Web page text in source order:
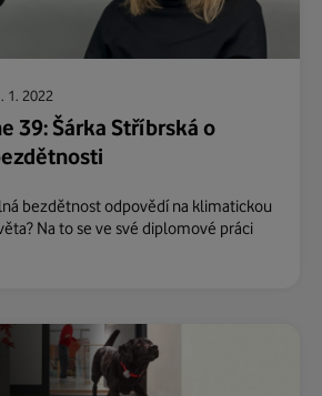
1. 2022
39: Šárka Stříbrská o
bezdětnost odpovědí na klimatickou
Na to se ve své diplomové práci